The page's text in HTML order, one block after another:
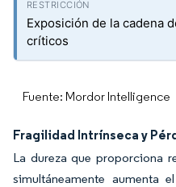
Exposición de la cadena
críticos
Fuente: Mordor Intelligence
Fragilidad Intrínseca y
La dureza que proporciona
simultáneamente aumenta